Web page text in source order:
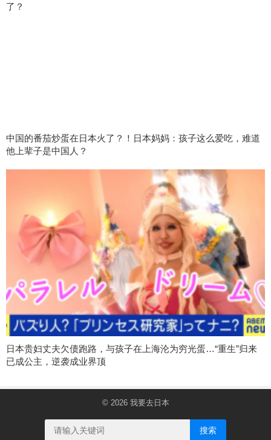
了？
中国的番茄炒蛋在日本火了？！日本妈妈：孩子这么爱吃，难道
他上辈子是中国人？
日本贵妇丈夫欠债跑路，与孩子在上海沦为穷光蛋…“重生”归来
已成公主，逆袭成业界顶
© 2026 我要去日本
搜索